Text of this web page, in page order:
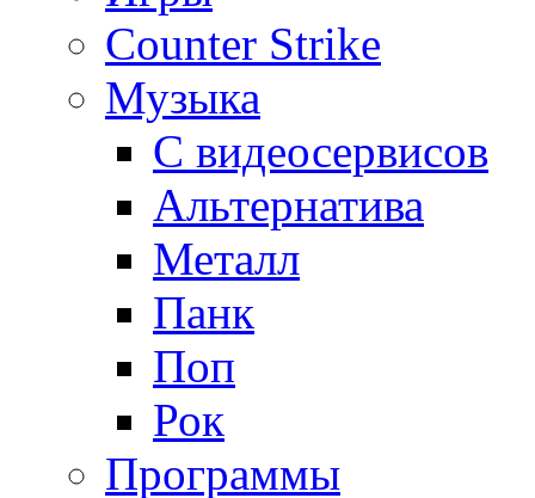
Counter Strike
Музыка
С видеосервисов
Альтернатива
Металл
Панк
Поп
Рок
Программы